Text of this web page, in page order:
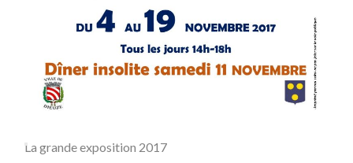
La grande exposition 2017